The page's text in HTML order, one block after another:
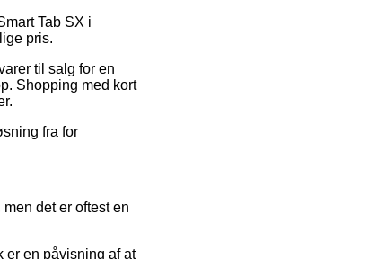
Tab SX i
pris.
til salg for en
Shopping med kort
fra for
det er oftest en
er en påvisning af at